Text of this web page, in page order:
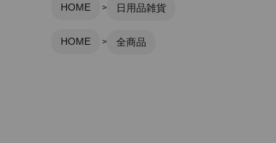
HOME 日用品雑貨
HOME 全商品